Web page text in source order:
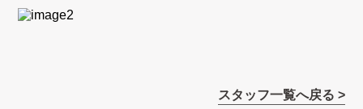
スタッフ一覧へ戻る >